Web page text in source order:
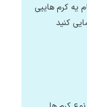
کرم هاییی
کنید